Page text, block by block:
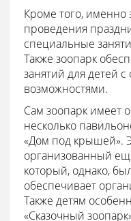
Кроме того, именно
проведения
специальные
Также зоопарк
занятий для детей
возможностями.
Сам зоопарк имеет
несколько
«Дом под крышей».
организованный
который, однако,
обеспечивает
Также детям
«Сказочный